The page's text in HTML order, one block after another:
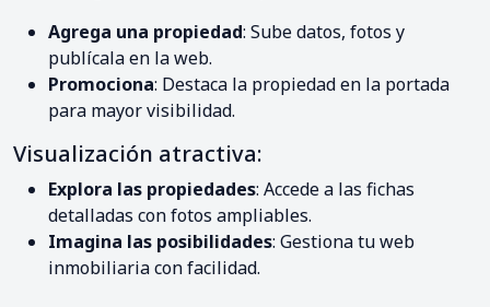
Agrega una propiedad: Sube datos, fotos y
publícala en la web.
Promociona: Destaca la propiedad en la portada
para mayor visibilidad.
Visualización atractiva:
Explora las propiedades: Accede a las fichas
detalladas con fotos ampliables.
Imagina las posibilidades: Gestiona tu web
inmobiliaria con facilidad.